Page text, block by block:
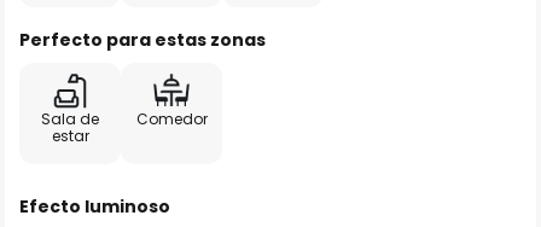
Perfecto para estas zonas
Sala de
estar
Comedor
Efecto luminoso